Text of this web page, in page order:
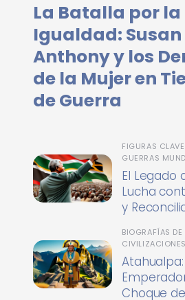
La Batalla por la
Igualdad: Susan
Anthony y los
de la Mujer en
de Guerra
FIGURAS
GUERRAS
El Legado
Lucha
y
BIOGRAFÍAS DE
Atahualpa:
Choque